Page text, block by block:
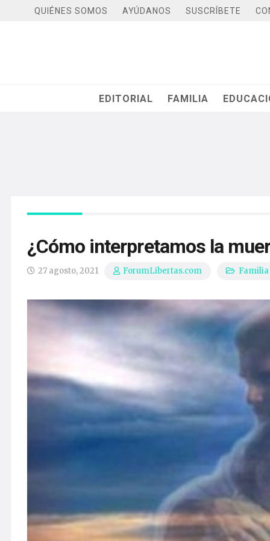
QUIÉNES SOMOS AYÚDANOS SUSCRÍBETE
EDITORIAL FAMILIA
¿Cómo interpretamos la
27 agosto, 2021 ForumLibertas.com Familia